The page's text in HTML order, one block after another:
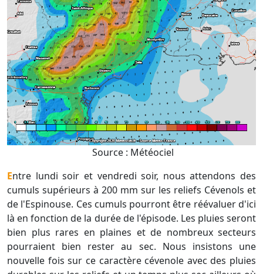
Source : Météociel
Entre lundi soir et vendredi soir, nous attendons des
cumuls supérieurs à 200 mm sur les reliefs Cévenols et
de l'Espinouse. Ces cumuls pourront être réévaluer d'ici
là en fonction de la durée de l'épisode. Les pluies seront
bien plus rares en plaines et de nombreux secteurs
pourraient bien rester au sec. Nous insistons une
nouvelle fois sur ce caractère cévenole avec des pluies